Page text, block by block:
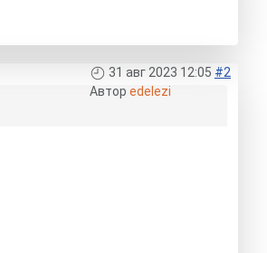
31 авг 2023 12:05 #2
Автор edelezi